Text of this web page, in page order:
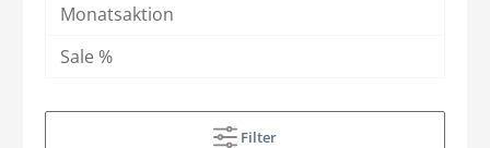
Monatsaktion
Sale %
Filter